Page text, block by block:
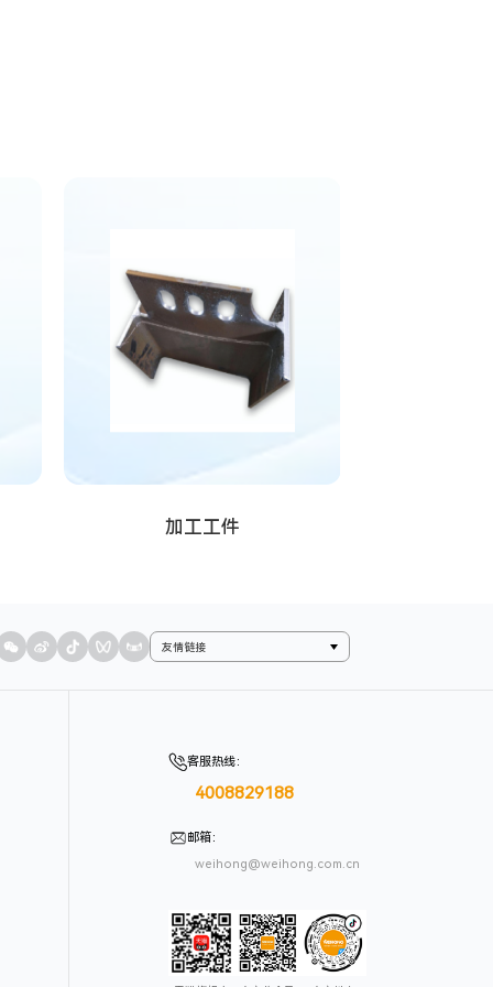
加工工件
友情链接
客服热线：
4008829188
邮箱：
weihong@weihong.com.cn